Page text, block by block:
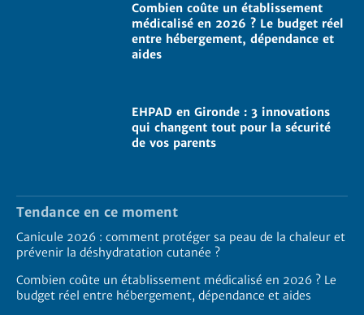
Combien coûte un établissement
médicalisé en 2026 ? Le budget réel
entre hébergement, dépendance et
aides
EHPAD en Gironde : 3 innovations
qui changent tout pour la sécurité
de vos parents
Tendance en ce moment
Canicule 2026 : comment protéger sa peau de la chaleur et
prévenir la déshydratation cutanée ?
Combien coûte un établissement médicalisé en 2026 ? Le
budget réel entre hébergement, dépendance et aides